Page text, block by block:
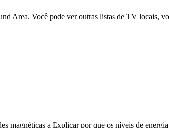
Area. Você pode ver outras listas de TV locais,
magnéticas a Explicar por que os níveis de